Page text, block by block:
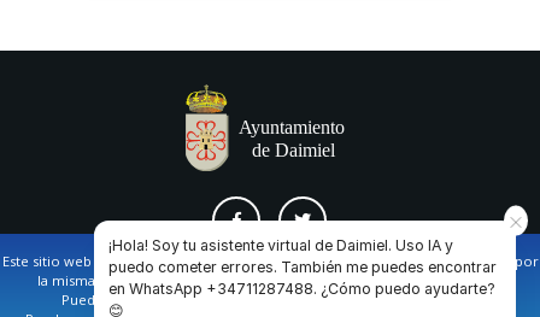
AVISO LEGAL Y POLÍTICA DE PRIVACIDAD COOKIES CONTACTO
Este sitio web utiliza cookies propias y de terceros para facilitar la navegación por
la misma y obtener datos estadísticos de la navegación de los usuarios.
Puede obtener más información en nuestrapolítica de cookies
¡Hola! Soy tu asistente virtual de Daimiel. Uso IA y
puedo cometer errores. También me puedes encontrar
en WhatsApp +34711287488. ¿Cómo puedo ayudarte?
😊